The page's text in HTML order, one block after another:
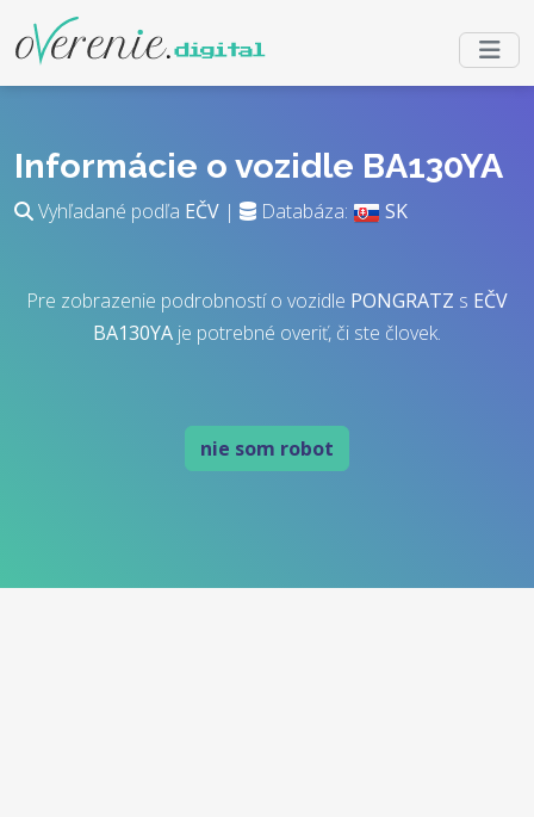
Informácie o vozidle BA130YA
Vyhľadané podľa EČV | Databáza: SK
Pre zobrazenie podrobností o vozidle PONGRATZ s EČV
BA130YA je potrebné overiť, či ste človek.
nie som robot